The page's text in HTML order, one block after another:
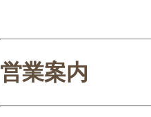
営業案内